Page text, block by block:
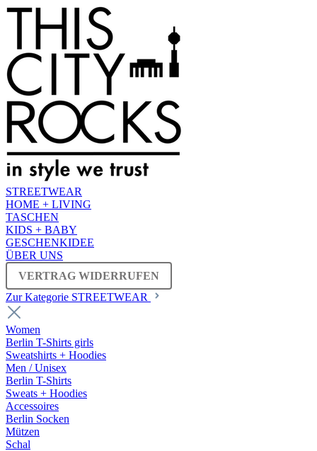
STREETWEAR
HOME + LIVING
TASCHEN
KIDS + BABY
GESCHENKIDEE
ÜBER UNS
VERTRAG WIDERRUFEN
Zur Kategorie STREETWEAR
Women
Berlin T-Shirts girls
Sweatshirts + Hoodies
Men / Unisex
Berlin T-Shirts
Sweats + Hoodies
Accessoires
Berlin Socken
Mützen
Schal